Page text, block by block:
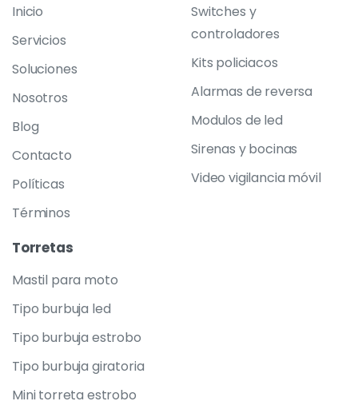
Inicio
Servicios
Soluciones
Nosotros
Blog
Contacto
Políticas
Términos
Switches y
controladores
Kits policiacos
Alarmas de reversa
Modulos de led
Sirenas y bocinas
Video vigilancia móvil
Torretas
Mastil para moto
Tipo burbuja led
Tipo burbuja estrobo
Tipo burbuja giratoria
Mini torreta estrobo